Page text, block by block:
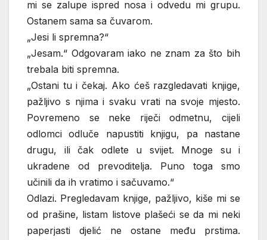
mi se zalupe ispred nosa i odvedu mi grupu.
Ostanem sama sa čuvarom.
„Jesi li spremna?“
„Jesam.“ Odgovaram iako ne znam za što bih
trebala biti spremna.
„Ostani tu i čekaj. Ako ćeš razgledavati knjige,
pažljivo s njima i svaku vrati na svoje mjesto.
Povremeno se neke riječi odmetnu, cijeli
odlomci odluče napustiti knjigu, pa nastane
drugu, ili čak odlete u svijet. Mnoge su i
ukradene od prevoditelja. Puno toga smo
učinili da ih vratimo i sačuvamo.“
Odlazi. Pregledavam knjige, pažljivo, kiše mi se
od prašine, listam listove plašeći se da mi neki
paperjasti djelić ne ostane među prstima.